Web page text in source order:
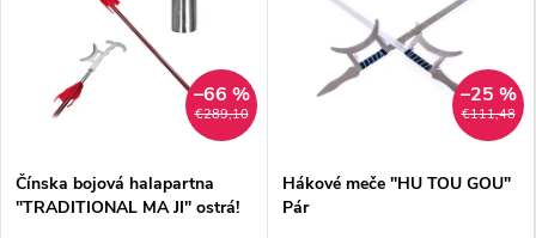
€289,10
–66 %
Čínska bojová halapartna
"TRADITIONAL MA JI" ostrá!
€111,48
–25 %
Hákové meče "HU TOU GOU"
Pár